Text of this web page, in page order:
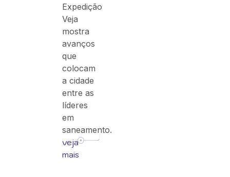
Expedição
Veja
mostra
avanços
que
colocam
a cidade
entre as
líderes
em
saneamento.
veja
mais